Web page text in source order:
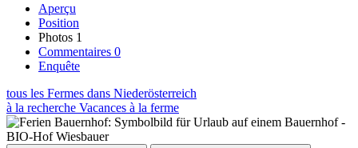
Aperçu
Position
Photos 1
Commentaires 0
Enquête
tous les Fermes dans Niederösterreich
à la recherche Vacances à la ferme